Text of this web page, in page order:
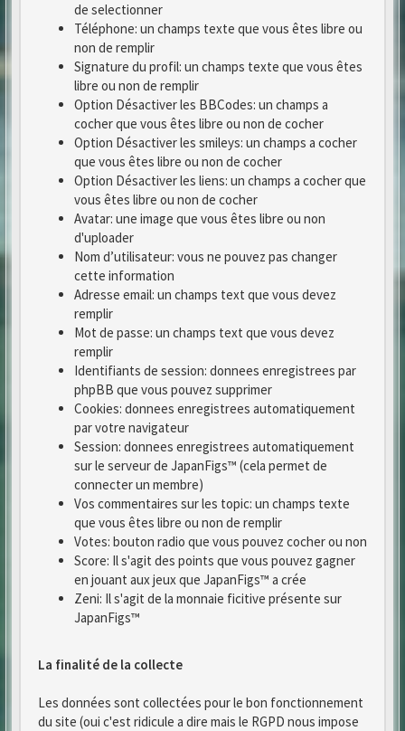
de selectionner
Téléphone: un champs texte que vous êtes libre ou
non de remplir
Signature du profil: un champs texte que vous êtes
libre ou non de remplir
Option Désactiver les BBCodes: un champs a
cocher que vous êtes libre ou non de cocher
Option Désactiver les smileys: un champs a cocher
que vous êtes libre ou non de cocher
Option Désactiver les liens: un champs a cocher que
vous êtes libre ou non de cocher
Avatar: une image que vous êtes libre ou non
d'uploader
Nom d’utilisateur: vous ne pouvez pas changer
cette information
Adresse email: un champs text que vous devez
remplir
Mot de passe: un champs text que vous devez
remplir
Identifiants de session: donnees enregistrees par
phpBB que vous pouvez supprimer
Cookies: donnees enregistrees automatiquement
par votre navigateur
Session: donnees enregistrees automatiquement
sur le serveur de JapanFigs™ (cela permet de
connecter un membre)
Vos commentaires sur les topic: un champs texte
que vous êtes libre ou non de remplir
Votes: bouton radio que vous pouvez cocher ou non
Score: Il s'agit des points que vous pouvez gagner
en jouant aux jeux que JapanFigs™ a crée
Zeni: Il s'agit de la monnaie ficitive présente sur
JapanFigs™
La finalité de la collecte
Les données sont collectées pour le bon fonctionnement
du site (oui c'est ridicule a dire mais le RGPD nous impose